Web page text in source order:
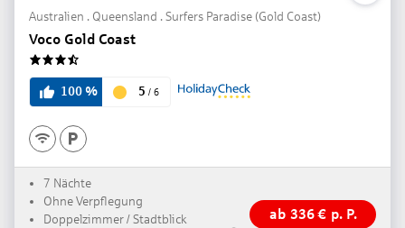
Australien . Queensland . Surfers Paradise (Gold Coast)
Voco Gold Coast
100% 5 / 6
7 Nächte
Ohne Verpflegung
Doppelzimmer / Stadtblick
ab 336€ p. P.